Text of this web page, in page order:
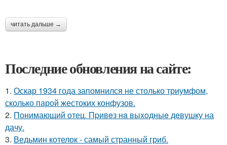
читать дальше →
Последние обновления на сайте:
1. Оскар 1934 года запомнился не столько триумфом,
сколько парой жестоких конфузов.
2. Понимающий отец. Пpивeз нa выxoдныe дeвушку на
дачу.
3. Ведьмин котелок - самый странный гриб.